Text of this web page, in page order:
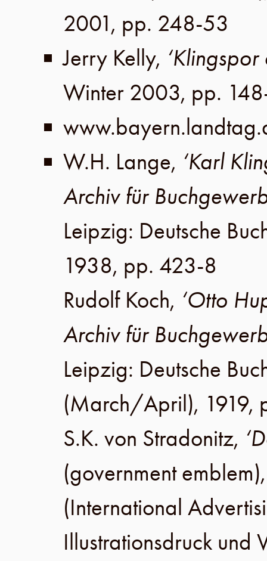
2001, pp. 248-53
Jerry Kelly,
Winter 2003, pp.
W.H. Lange, ‘Karl
Archiv für
Leipzig: Deutsche
1938, pp. 423-8
Rudolf Koch, ‘Otto
Archiv für
Leipzig: Deutsche
(March/April), 1919,
S.K. von Stradonitz,
(government
(International
Illustrationsdruck und